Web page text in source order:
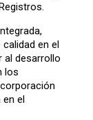
en el
al desarrollo
los
en el